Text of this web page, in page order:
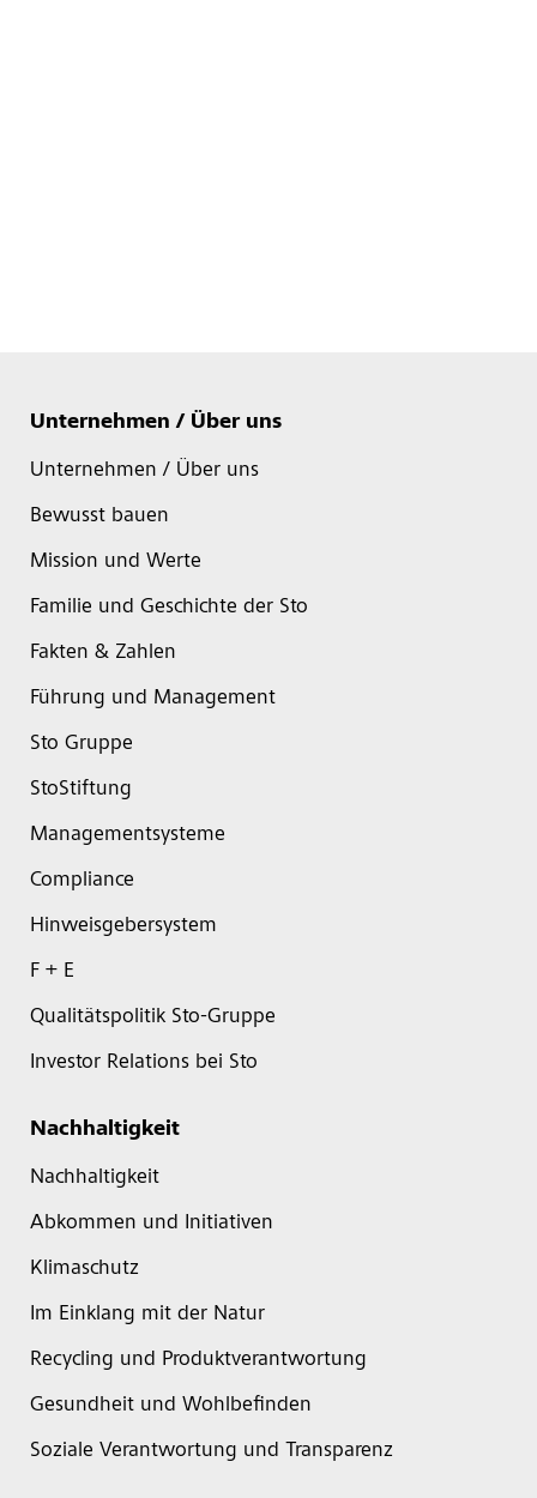
Unternehmen / Über uns
Unternehmen / Über uns
Bewusst bauen
Mission und Werte
Familie und Geschichte der Sto
Fakten & Zahlen
Führung und Management
Sto Gruppe
StoStiftung
Managementsysteme
Compliance
Hinweisgebersystem
F + E
Qualitätspolitik Sto-Gruppe
Investor Relations bei Sto
Nachhaltigkeit
Nachhaltigkeit
Abkommen und Initiativen
Klimaschutz
Im Einklang mit der Natur
Recycling und Produktverantwortung
Gesundheit und Wohlbefinden
Soziale Verantwortung und Transparenz